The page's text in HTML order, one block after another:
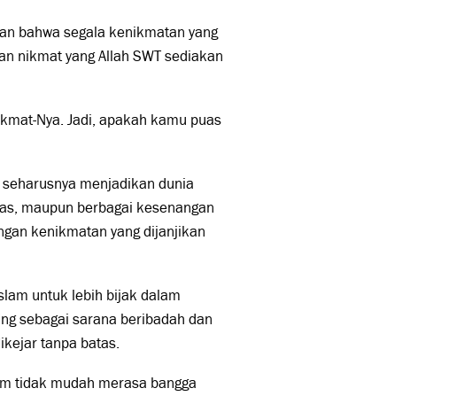
bahwa segala kenikmatan yang
nikmat yang Allah SWT sediakan
Nya. Jadi, apakah kamu puas
menjadikan dunia
maupun berbagai kesenangan
kenikmatan yang dijanjikan
untuk lebih bijak dalam
sebagai sarana beribadah dan
tanpa batas.
tidak mudah merasa bangga